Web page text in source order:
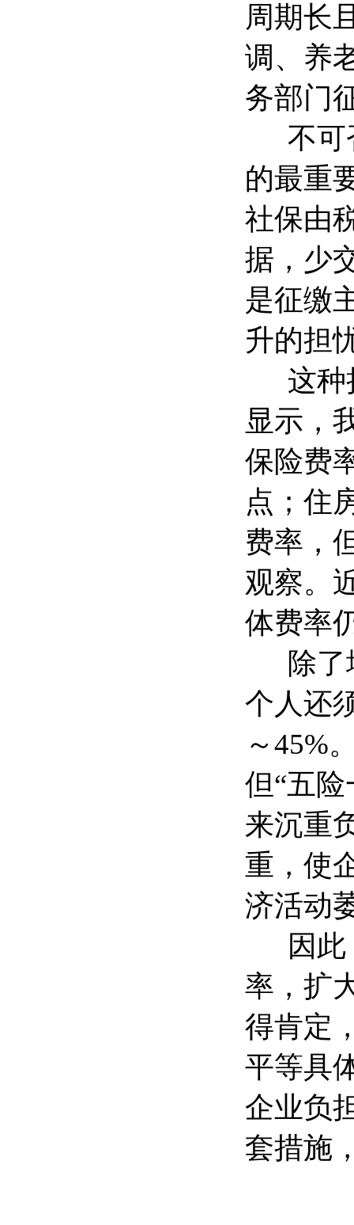
周期长
调、养
务部门
不可
的最重
社保由
据，少
是征缴
升的担
这种
显示，
保险费
点；住
费率，
观察。
体费率
除了
个人还
～45%
但“五
来沉重
重，使
济活动
因此
率，扩
得肯定
平等具
企业负
套措施